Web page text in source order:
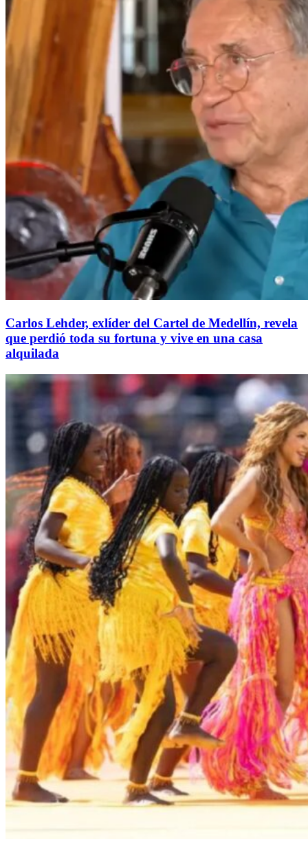
Carlos Lehder, exlíder del Cartel de Medellín, revela
que perdió toda su fortuna y vive en una casa
alquilada